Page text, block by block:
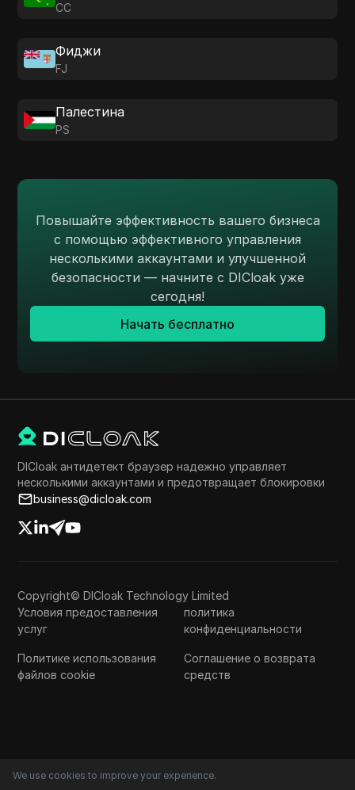
CC
Фиджи
FJ
Палестина
PS
Повышайте эффективность вашего бизнеса
с помощью эффективного управления
несколькими аккаунтами и улучшенной
безопасности — начните с DICloak уже
сегодня!
Начать бесплатно
DICloak антидетект браузер надежно управляет
несколькими аккаунтами и предотвращает блокировки
business@dicloak.com
Copyright© DICloak Technology Limited
Условия предоставления
услуг
политика
конфиденциальности
Политике использования
файлов cookie
Соглашение о возврата
средств
We use cookies to improve your experience.